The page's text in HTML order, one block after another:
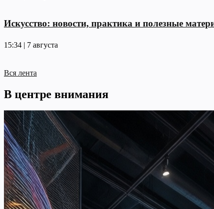
Искусство: новости, практика и полезные
15:34 | 7 августа
Вся лента
В центре внимания